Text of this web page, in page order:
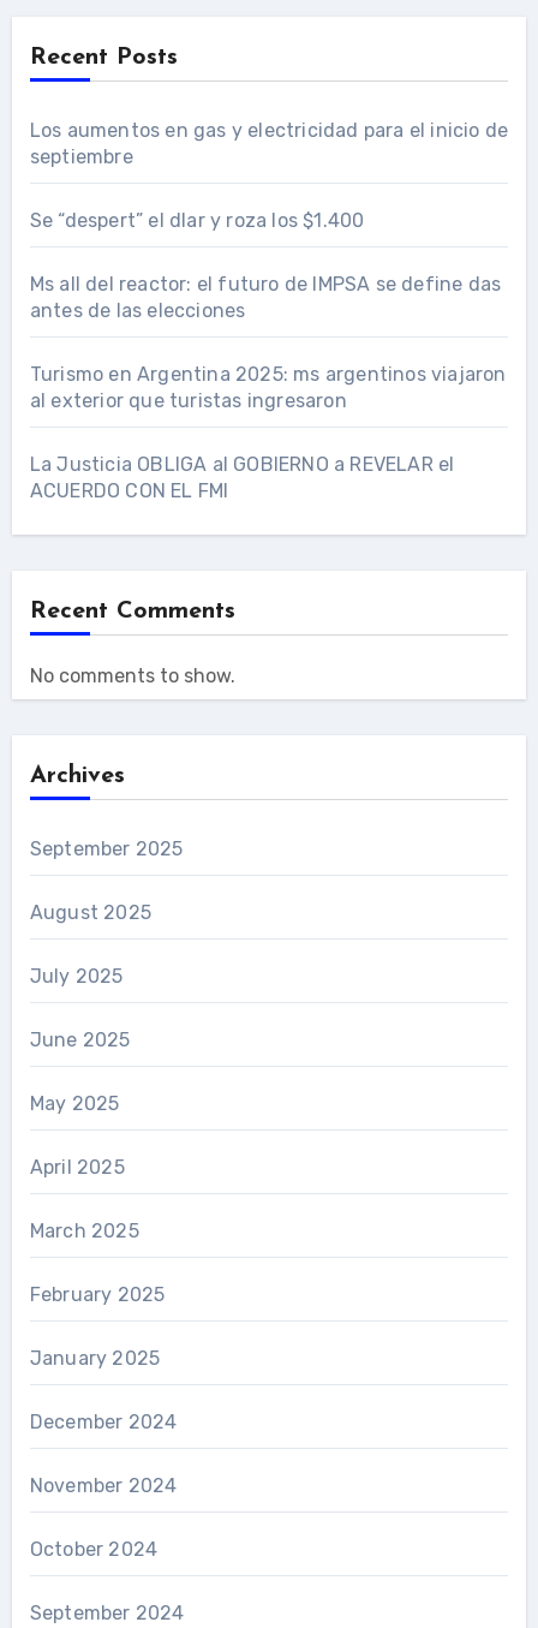
Recent Posts
Los aumentos en gas y electricidad para el inicio de
septiembre
Se “despert” el dlar y roza los $1.400
Ms all del reactor: el futuro de IMPSA se define das
antes de las elecciones
Turismo en Argentina 2025: ms argentinos viajaron
al exterior que turistas ingresaron
La Justicia OBLIGA al GOBIERNO a REVELAR el
ACUERDO CON EL FMI
Recent Comments
No comments to show.
Archives
September 2025
August 2025
July 2025
June 2025
May 2025
April 2025
March 2025
February 2025
January 2025
December 2024
November 2024
October 2024
September 2024